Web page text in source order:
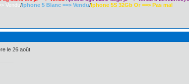
Vendu/Iphone 5 Blanc ==> Vendu/Iphone 5S 32Gb Or ==> Pas mal
le 26 août